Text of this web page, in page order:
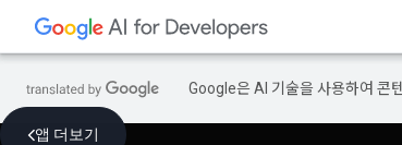
Google은 AI 기술을 사용하여 콘
앱 더보기